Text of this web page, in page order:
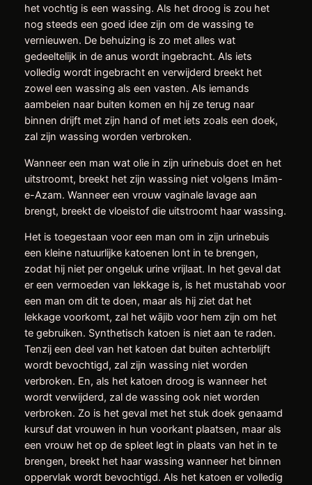
het vochtig is een wassing. Als het droog is zou het
nog steeds een goed idee zijn om de wassing te
vernieuwen. De behuizing is zo met alles wat
gedeeltelijk in de anus wordt ingebracht. Als iets
volledig wordt ingebracht en verwijderd breekt het
zowel een wassing als een vasten. Als iemands
aambeien naar buiten komen en hij ze terug naar
binnen drijft met zijn hand of met iets zoals een doek,
zal zijn wassing worden verbroken.
Wanneer een man wat olie in zijn urinebuis doet en het
uitstroomt, breekt het zijn wassing niet volgens Imām-
e-Azam. Wanneer een vrouw vaginale lavage aan
brengt, breekt de vloeistof die uitstroomt haar wassing.
Het is toegestaan voor een man om in zijn urinebuis
een kleine natuurlijke katoenen lont in te brengen,
zodat hij niet per ongeluk urine vrijlaat. In het geval dat
er een vermoeden van lekkage is, is het mustahab voor
een man om dit te doen, maar als hij ziet dat het
lekkage voorkomt, zal het wājib voor hem zijn om het
te gebruiken. Synthetisch katoen is niet aan te raden.
Tenzij een deel van het katoen dat buiten achterblijft
wordt bevochtigd, zal zijn wassing niet worden
verbroken. En, als het katoen droog is wanneer het
wordt verwijderd, zal de wassing ook niet worden
verbroken. Zo is het geval met het stuk doek genaamd
kursuf dat vrouwen in hun voorkant plaatsen, maar als
een vrouw het op de spleet legt in plaats van het in te
brengen, breekt het haar wassing wanneer het binnen
oppervlak wordt bevochtigd. Als het katoen er volledig